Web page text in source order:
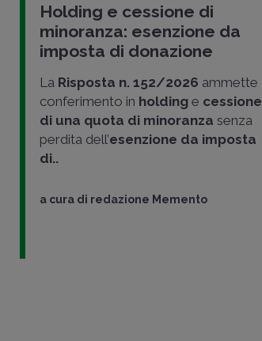
Holding e cessione di
minoranza: esenzione da
imposta di donazione
La Risposta n. 152/2026 ammette
conferimento in holding e cessione
di una quota di minoranza senza
perdita dell’esenzione da imposta
di..
a cura di redazione Memento